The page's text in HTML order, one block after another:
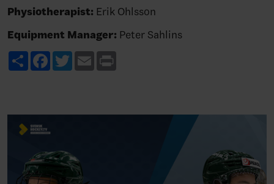
Physiotherapist: Erik Ohlsson
Equipment Manager: Peter Sahlins
ShareFacebook
TwitterEmail